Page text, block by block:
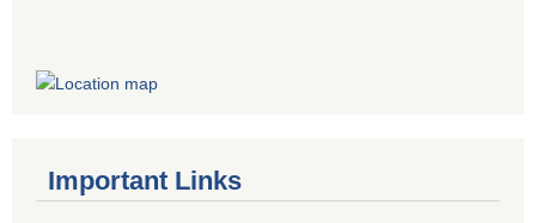
Important Links